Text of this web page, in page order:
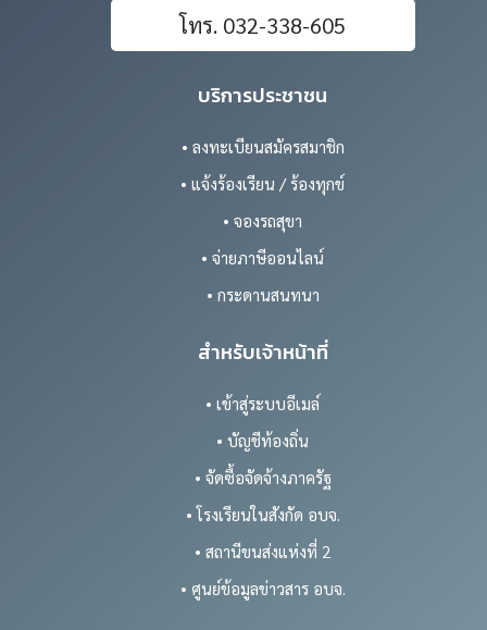
โทร. 032-338-605
บริการประชาชน
• ลงทะเบียนสมัครสมาชิก
• แจ้งร้องเรียน / ร้องทุกข์
• จองรถสุขา
• จ่ายภาษีออนไลน์
• กระดานสนทนา
สำหรับเจ้าหน้าที่
• เข้าสู่ระบบอีเมล์
• บัญชีท้องถิ่น
• จัดซื้อจัดจ้างภาครัฐ
• โรงเรียนในสังกัด อบจ.
• สถานีขนส่งแห่งที่ 2
• ศูนย์ข้อมูลข่าวสาร อบจ.